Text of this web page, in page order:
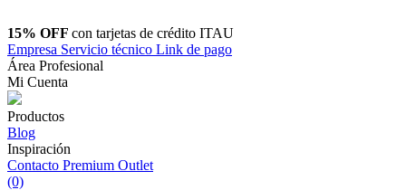
15% OFF con tarjetas de crédito ITAU
Empresa Servicio técnico Link de pago
Área Profesional
Mi Cuenta
Productos
Blog
Inspiración
Contacto Premium Outlet
(0)